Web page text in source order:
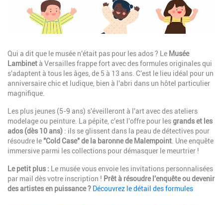
Description
Qui a dit que le musée n'était pas pour les ados ? Le Musée
Lambinetà Versailles frappe fort avec des formules originales qui
s'adaptent à tous les âges, de 5 à 13 ans. C'est le lieu idéal pour un
anniversaire chic et ludique, bien à l'abri dans un hôtel particulier
magnifique.
Les plus jeunes (5-9 ans) s'éveilleront à l'art avec des ateliers
modelage ou peinture. La pépite, c'est l'offre pour lesgrands et les
ados (dès 10 ans) : ils se glissent dans la peau de détectives pour
résoudre le "Cold Case" de la baronne de Malempoint . Une enquête
immersive parmi les collections pour démasquer le meurtrier !
Le petit plus : Le musée vous envoie les invitations personnalisées
par mail dès votre inscription ! Prêt à résoudre l'enquête ou devenir
des artistes en puissance ? Découvrez le détail des formules